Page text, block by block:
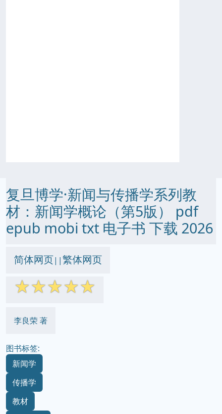
复旦博学·新闻与传播学系列教
材：新闻学概论（第5版） pdf
epub mobi txt 电子书 下载 2026
简体网页||繁体网页
☆☆☆☆☆
李良荣 著
图书标签:
新闻学
传播学
教材